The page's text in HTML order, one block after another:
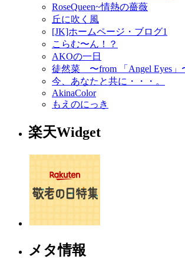
RoseQueen~情熱の薔薇
丘に吹く風
[JK]ホームページ・ブログ1
こらむ〜ん！？
AKOの一日
徒然菜 〜from 「Angel Eyes」
今、あなたと共に・・・。
AkinaColor
もえのにっき
楽天Widget
メタ情報